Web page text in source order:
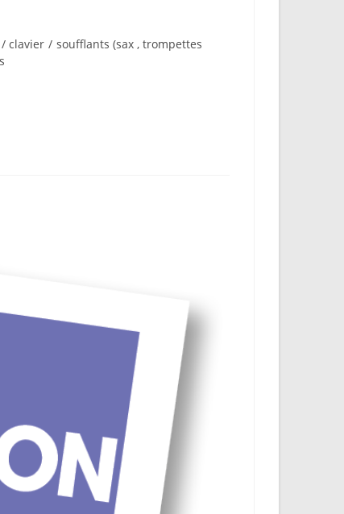
clavier / soufflants (sax , trompettes